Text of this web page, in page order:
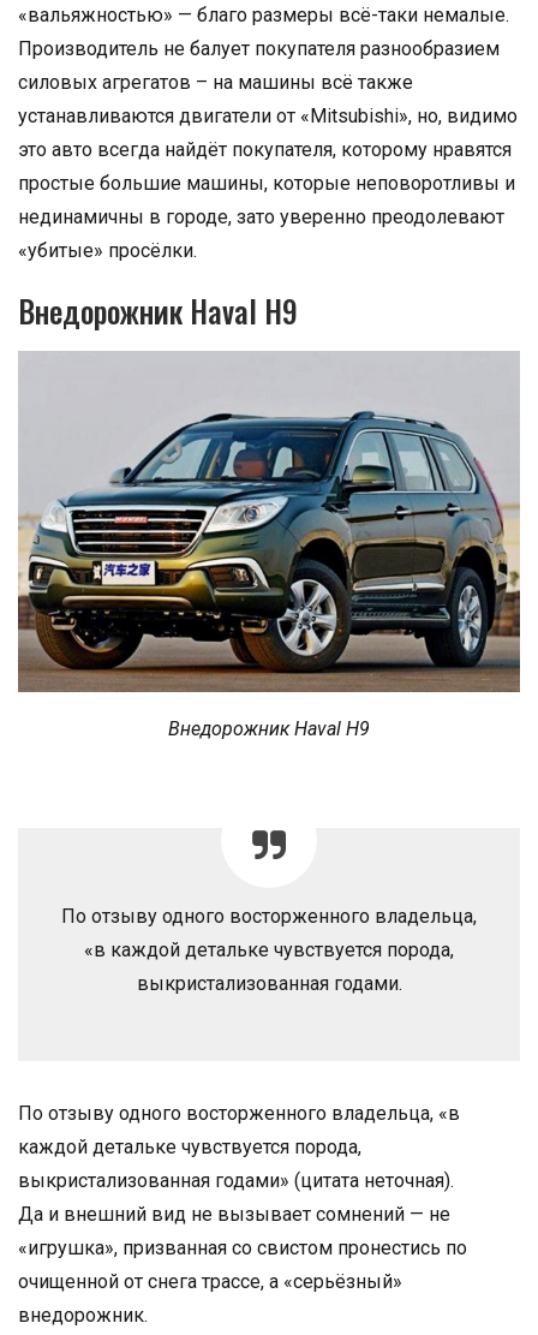
«вальяжностью» — благо размеры всё-таки немалые.
Производитель не балует покупателя разнообразием
силовых агрегатов – на машины всё также
устанавливаются двигатели от «Mitsubishi», но, видимо
это авто всегда найдёт покупателя, которому нравятся
простые большие машины, которые неповоротливы и
нединамичны в городе, зато уверенно преодолевают
«убитые» просёлки.
Внедорожник Haval H9
Внедорожник Haval H9
По отзыву одного восторженного владельца,
«в каждой детальке чувствуется порода,
выкристализованная годами.
По отзыву одного восторженного владельца, «в
каждой детальке чувствуется порода,
выкристализованная годами» (цитата неточная).
Да и внешний вид не вызывает сомнений — не
«игрушка», призванная со свистом пронестись по
очищенной от снега трассе, а «серьёзный»
внедорожник.